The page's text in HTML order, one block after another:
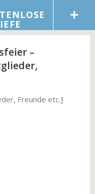
–
Freunde etc.]